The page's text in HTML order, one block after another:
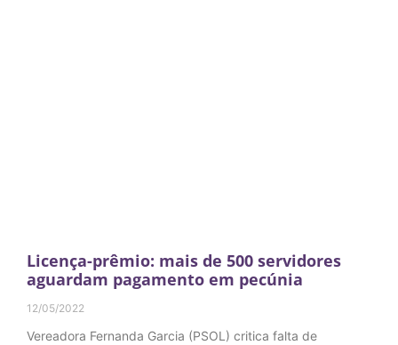
Licença-prêmio: mais de 500 servidores
aguardam pagamento em pecúnia
12/05/2022
Vereadora Fernanda Garcia (PSOL) critica falta de